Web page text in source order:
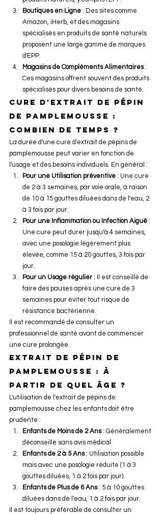
Boutiques en Ligne : Des sites comme
Amazon, iHerb, et des magasins
spécialisés en produits de santé naturels
proposent une large gamme de marques
d'EPP.
Magasins de Compléments Alimentaires :
Ces magasins offrent souvent des produits
spécialisés pour divers besoins de santé.
Cure d'extrait de pépin
de pamplemousse :
combien de temps ?
La durée d'une cure d'extrait de pépins de
pamplemousse peut varier en fonction de
l'usage et des besoins individuels. En général :
Pour une Utilisation préventive : Une cure
de 2 à 3 semaines, par voie orale, à raison
de 10 à 15 gouttes diluées dans de l'eau, 2
à 3 fois par jour.
Pour une Inflammation ou Infection Aiguë :
Une cure peut durer jusqu'à 4 semaines,
avec une posologie légèrement plus
élevée, comme 15 à 20 gouttes, 3 fois par
jour.
Pour un Usage régulier : Il est conseillé de
faire des pauses après une cure de 3
semaines pour éviter tout risque de
résistance bactérienne.
Il est recommandé de consulter un
professionnel de santé avant de commencer
une cure prolongée.
Extrait de pépin de
pamplemousse : à
partir de quel âge ?
L'utilisation de l'extrait de pépins de
pamplemousse chez les enfants doit être
prudente :
Enfants de Moins de 2 Ans : Généralement
déconseillé sans avis médical.
Enfants de 2 à 5 Ans : Utilisation possible
mais avec une posologie réduite (1 à 3
gouttes diluées, 1 à 2 fois par jour).
Enfants de Plus de 6 Ans : 5 à 10 gouttes
diluées dans de l'eau, 1 à 2 fois par jour.
Il est toujours préférable de consulter un